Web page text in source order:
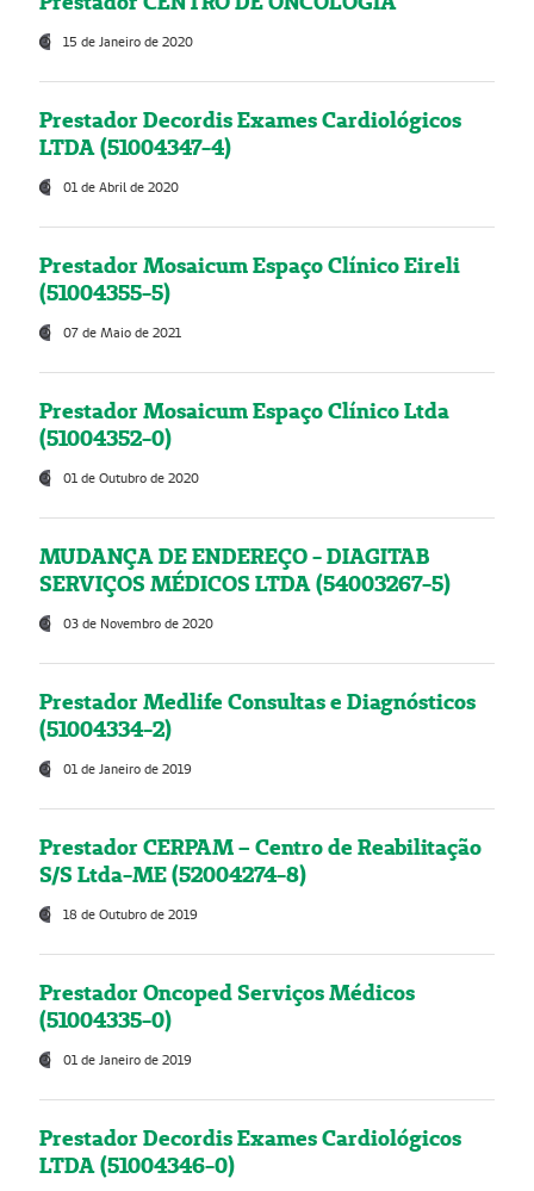
15 de Janeiro de 2020
Prestador Decordis Exames Cardiológicos
LTDA (51004347-4)
01 de Abril de 2020
Prestador Mosaicum Espaço Clínico Eireli
(51004355-5)
07 de Maio de 2021
Prestador Mosaicum Espaço Clínico Ltda
(51004352-0)
01 de Outubro de 2020
MUDANÇA DE ENDEREÇO - DIAGITAB
SERVIÇOS MÉDICOS LTDA (54003267-5)
03 de Novembro de 2020
Prestador Medlife Consultas e Diagnósticos
(51004334-2)
01 de Janeiro de 2019
Prestador CERPAM – Centro de Reabilitação
S/S Ltda-ME (52004274-8)
18 de Outubro de 2019
Prestador Oncoped Serviços Médicos
(51004335-0)
01 de Janeiro de 2019
Prestador Decordis Exames Cardiológicos
LTDA (51004346-0)